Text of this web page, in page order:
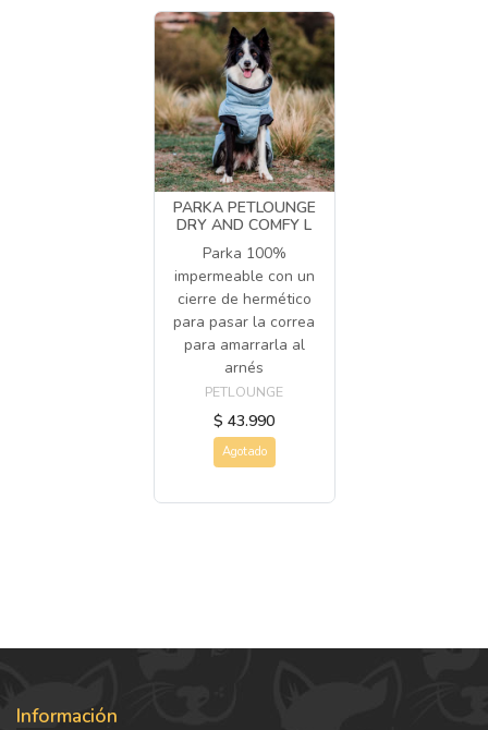
PARKA PETLOUNGE
DRY AND COMFY L
Parka 100%
impermeable con un
cierre de hermético
para pasar la correa
para amarrarla al
arnés
PETLOUNGE
$ 43.990
Agotado
Información